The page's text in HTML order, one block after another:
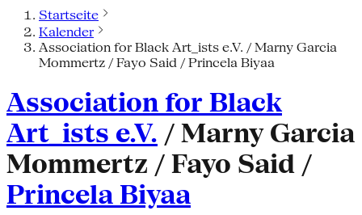
Startseite
Kalender
Association for Black Art_ists e.V. / Marny Garcia
Mommertz / Fayo Said / Princela Biyaa
Association for Black
Art_ists e.V. / Marny Garcia
Mommertz / Fayo Said /
Princela Biyaa